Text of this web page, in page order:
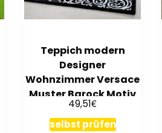
Teppich modern
Designer
Wohnzimmer Versace
Muster Barock Motiv
Schwarz Grau Weiß
49,51€
selbst prüfen